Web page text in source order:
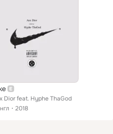
Dior feat. Hyphe ThaGod
2018